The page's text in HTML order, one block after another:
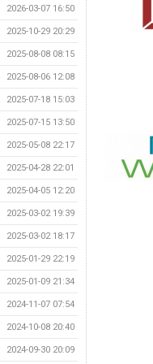
2026-03-07 16:50
2025-10-29 20:29
2025-08-08 08:15
2025-08-06 12:08
2025-07-18 15:03
2025-07-15 13:50
2025-05-08 22:17
2025-04-28 22:01
2025-04-05 12:20
2025-03-02 19:39
2025-03-02 18:17
2025-01-29 22:19
2025-01-09 21:34
2024-11-07 07:54
2024-10-08 20:40
2024-09-30 20:09